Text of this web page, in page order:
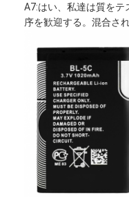
第一次リチウム電池
A7:はい、私達は質を
序を歓迎する。混合さ